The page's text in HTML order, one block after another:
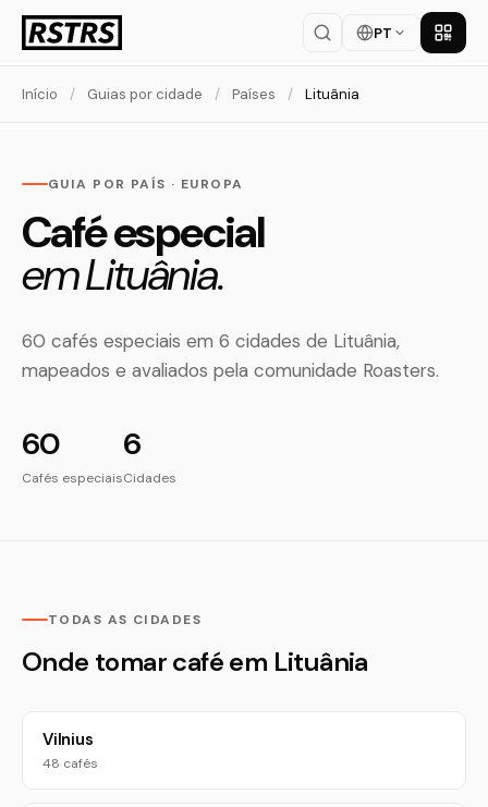
PT Baixar
Início / Guias por cidade / Países / Lituânia
GUIA POR PAÍS · EUROPA
Café especial
em Lituânia.
60 cafés especiais em 6 cidades de Lituânia,
mapeados e avaliados pela comunidade Roasters.
60
Cafés especiais
6
Cidades
TODAS AS CIDADES
Onde tomar café em Lituânia
Vilnius
48 cafés